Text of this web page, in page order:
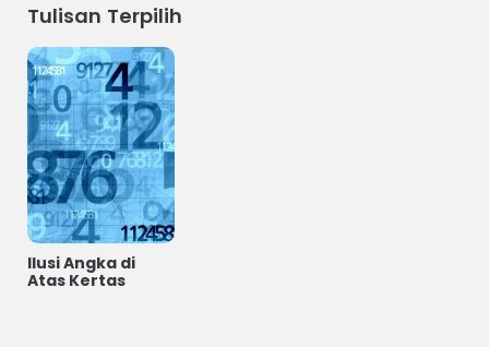
Tulisan Terpilih
Ilusi Angka di
Atas Kertas